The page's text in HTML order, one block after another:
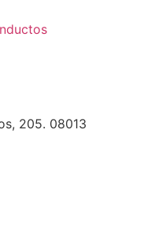
205. 08013